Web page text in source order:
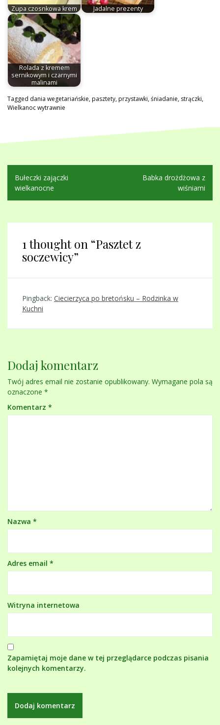
Zupa czosnkowa krem Jadalne prezenty
Rolada z kremem
sernikowym i czarnymi
malinami
Tagged dania wegetariańskie,pasztety,przystawki,śniadanie, strączki,
Wielkanoc wytrawnie
Nawigacja
wpisu
Bułeczki zajączki
wielkanocne
Babka drożdżowa z
wiśniami
1 thought on “Pasztet z
soczewicy”
Pingback: Ciecierzyca po bretońsku – Rodzinka w
Kuchni
Dodaj komentarz
Twój adres email nie zostanie opublikowany. Wymagane pola są
oznaczone *
Komentarz *
Nazwa *
Adres email *
Witryna internetowa
Zapamiętaj moje dane w tej przeglądarce podczas pisania
kolejnych komentarzy.